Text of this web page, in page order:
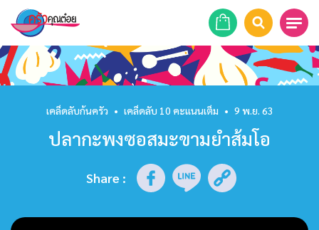
หน้าแรก
สูตรอาหาร
ร้านอาหาร
รายการย้อนหลัง
เคล็ดลับก้นครัว • เคล็ดลับ 10 คะแนนเต็ม • 9 พ.ย. 63
ปลากะพงซอสมะขามยำส้มโอ
Share :